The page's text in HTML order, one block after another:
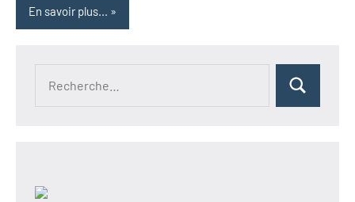
En savoir plus...
Rechercher